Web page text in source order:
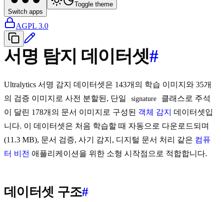
Switch apps
Toggle theme
AGPL 3.0
서명 탐지 데이터셋#
Ultralytics 서명 감지 데이터셋은 143개의 학습 이미지와 35개
의 검증 이미지로 사전 분할된, 단일
signature
클래스로 주석
이 달린 178개의 문서 이미지로 구성된 객체 감지 데이터셋입
니다. 이 데이터셋은 처음 학습할 때 자동으로 다운로드되며
(11.3 MB), 문서 검증, 사기 감지, 디지털 문서 처리 같은 컴퓨
터 비전 애플리케이션을 위한 소형 시작점으로 적합합니다.
데이터셋 구조#